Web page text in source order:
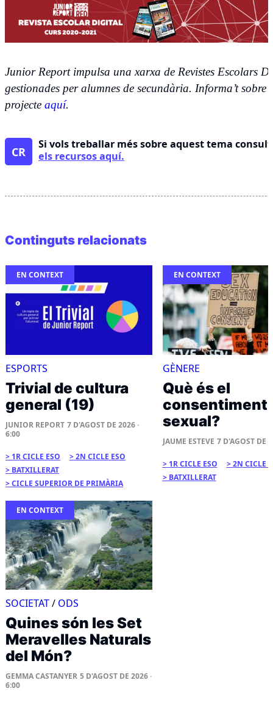
Junior Report impulsa una xarxa de Revistes Escolars
gestionades per alumnes de secundària. Informa’t sobre
projecte aquí.
CR
Si vols treballar més sobre aquest tema
els recursos aquí.
Continguts relacionats
EN CONTEXT
ESPORTS
Trivial de cultura
general (19)
JUNIOR REPORT 7 D'AGOST DE 2026 ·
6:00
1R CICLE ESO
2N CICLE ESO
BATXILLERAT
CICLE SUPERIOR DE PRIMÀRIA
EN CONTEXT
GÈNERE
Què és el
consentiment
sexual?
JAUME ESTEVE 7 D'AGOST DE
1R CICLE ESO
2N CICLE
BATXILLERAT
EN CONTEXT
SOCIETAT/ ODS
Quines són les Set
Meravelles Naturals
del Món?
GEMMA CASTANYER 5 D'AGOST DE 2026 ·
6:00